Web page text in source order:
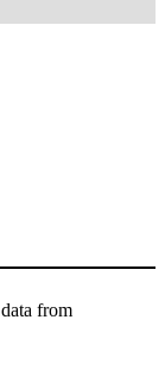
from